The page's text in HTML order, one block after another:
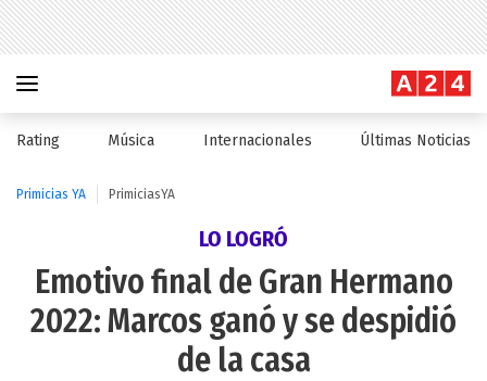
Rating Música Internacionales Últimas Noticias
Primicias YA PrimiciasYA
LO LOGRÓ
Emotivo final de Gran Hermano
2022: Marcos ganó y se despidió
de la casa